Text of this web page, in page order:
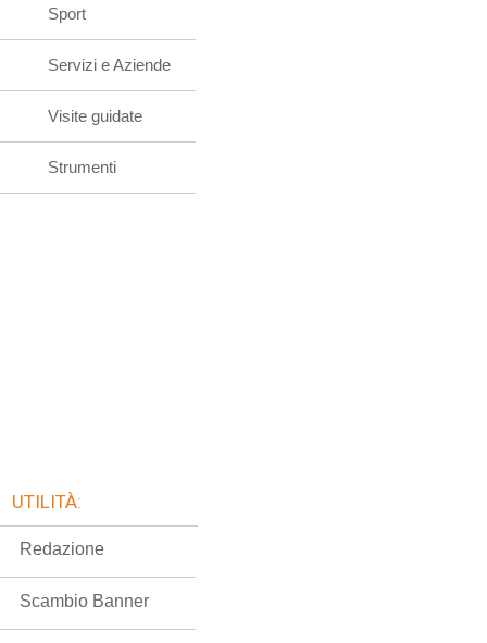
Sport
Servizi e Aziende
Visite guidate
Strumenti
UTILITÀ:
Redazione
Scambio Banner